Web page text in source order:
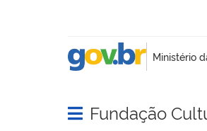
Abrir menu principal de
Fundação